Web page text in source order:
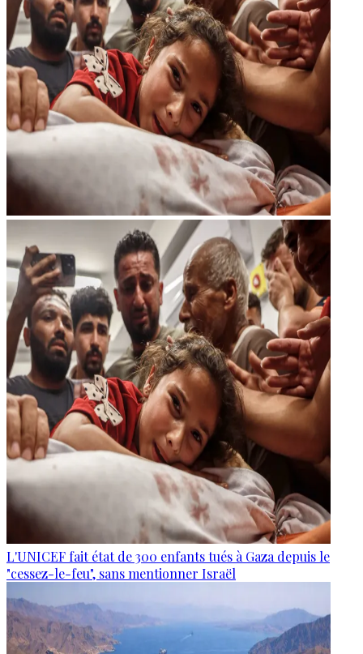
L'UNICEF fait état de 300 enfants tués à Gaza depuis le
"cessez-le-feu", sans mentionner Israël